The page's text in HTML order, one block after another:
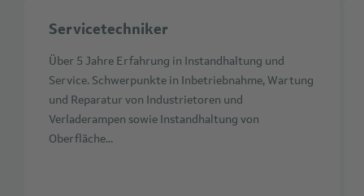
Servicetechniker
Über 5 Jahre Erfahrung in Instandhaltung und
Service. Schwerpunkte in Inbetriebnahme, Wartung
und Reparatur von Industrietoren und
Verladerampen sowie Instandhaltung von
Oberfläche...